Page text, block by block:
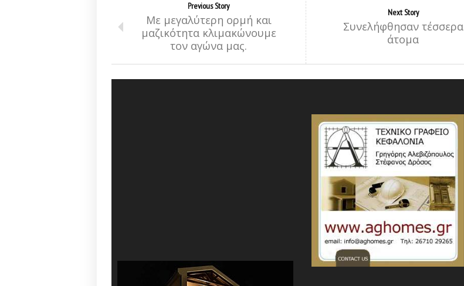
Previous Story
Με μεγαλύτερη ορμή και
μαζικότητα κλιμακώνουμε
τον αγώνα μας.
Next Story
Συνελήφθησαν τέσσερα
άτομα